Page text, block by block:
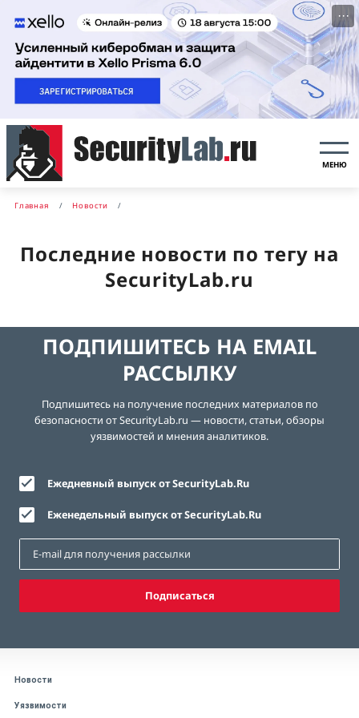
···
МЕНЮ
Главная Новости
Последние новости по тегу на
SecurityLab.ru
ПОДПИШИТЕСЬ НА EMAIL
РАССЫЛКУ
Подпишитесь на получение последних материалов по
безопасности от SecurityLab.ru — новости, статьи, обзоры
уязвимостей и мнения аналитиков.
Ежедневный выпуск от SecurityLab.Ru
Еженедельный выпуск от SecurityLab.Ru
Подписаться
Новости
Уязвимости